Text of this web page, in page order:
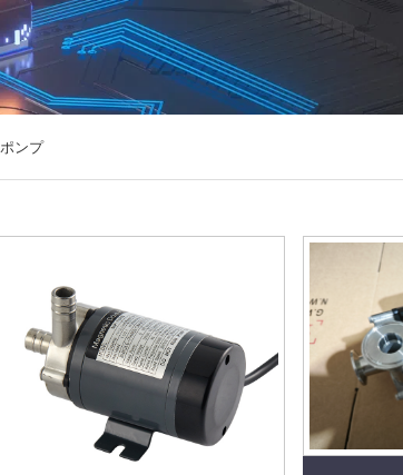
ンプ